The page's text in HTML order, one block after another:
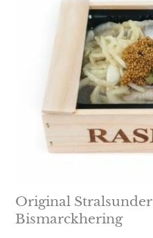
Original Stralsunder
Bismarckhering